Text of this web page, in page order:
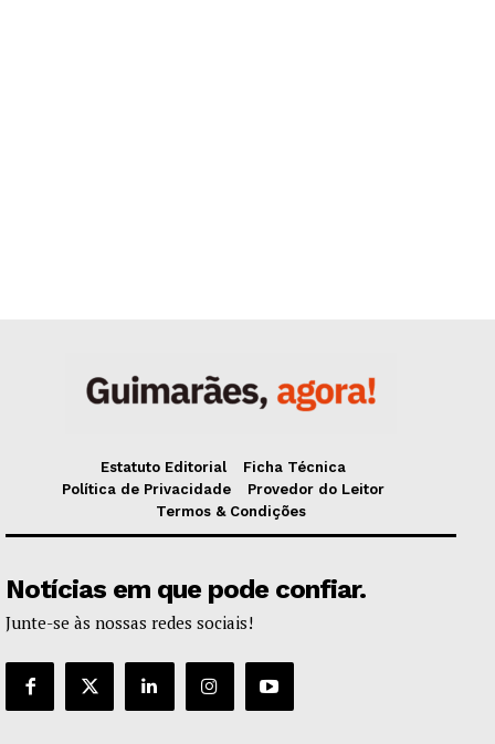
Estatuto Editorial
Ficha Técnica
Política de Privacidade
Provedor do Leitor
Termos & Condições
Notícias em que pode confiar.
Junte-se às nossas redes sociais!